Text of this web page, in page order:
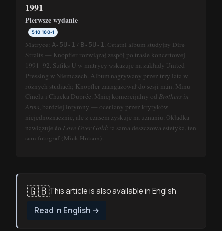
1991
Pierwsze wydanie
510 160-1
Matryce: A-5U-1 / B-5U-1. Ostatni album studyjny Dire
Straits — Knopfler rozwiązał zespół po trasie koncertowej
1991–92. Sufiks U w matrycy wskazuje na zakłady United
Pressing w Niemczech. Album nagrywany przez trzy lata w
różnych studiach; Knopfler zaangażował do sesji m.in. Minu
Cinelu i Chucka Duprée. Mniej komercijalny od Brothers in
Arms, bardziej intymny — oceniany przez krytyków
niejednoznacznie, ale z czasem zyskuje na uznaniu. Okładka
nawiązuje do Love Over Gold: ta sama deszczowa estetyka, ten
sam fotograf (Mick Hutson).
🇬🇧This article is also available in English
Read in English →